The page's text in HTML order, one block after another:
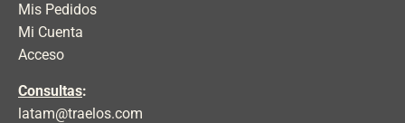
Mis Pedidos
Mi Cuenta
Acceso
Consultas:
latam@traelos.com